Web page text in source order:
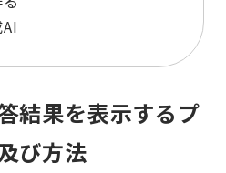
結果を表示するプ
び方法